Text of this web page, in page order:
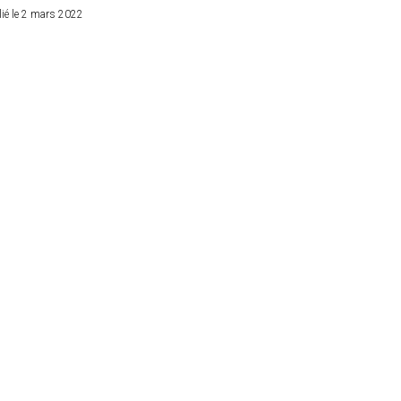
le 2 mars 2022